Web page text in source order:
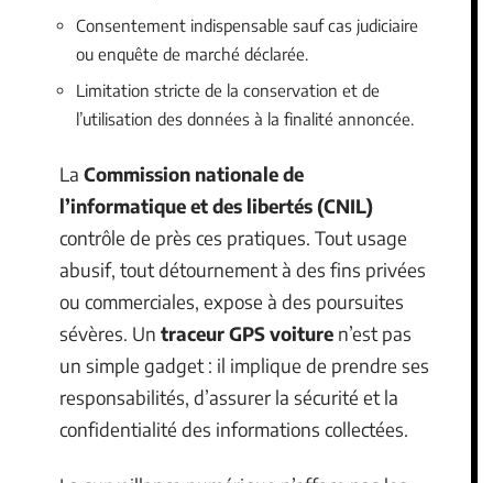
Consentement indispensable sauf cas judiciaire
ou enquête de marché déclarée.
Limitation stricte de la conservation et de
l’utilisation des données à la finalité annoncée.
La Commission nationale de
l’informatique et des libertés (CNIL)
contrôle de près ces pratiques. Tout usage
abusif, tout détournement à des fins privées
ou commerciales, expose à des poursuites
sévères. Un traceur GPS voiture n’est pas
un simple gadget : il implique de prendre ses
responsabilités, d’assurer la sécurité et la
confidentialité des informations collectées.